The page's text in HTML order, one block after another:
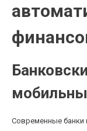
Современные банки